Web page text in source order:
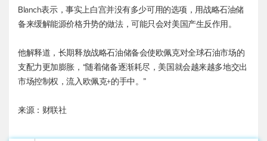
Blanch表示，事实上白宫并没有多少可用的选项，用战略石油储
备来缓解能源价格升势的做法，可能只会对美国产生反作用。
他解释道，长期释放战略石油储备会使欧佩克对全球石油市场的
支配力更加膨胀，“随着储备逐渐耗尽，美国就会越来越多地交出
市场控制权，流入欧佩克+的手中。”
来源：财联社